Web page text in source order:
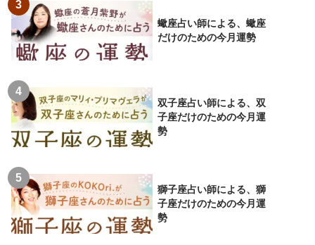
蠍座占い師による、蠍座
だけのための今月運勢
双子座占い師による、双
子座だけのための今月運
勢
獅子座占い師による、獅
子座だけのための今月運
勢